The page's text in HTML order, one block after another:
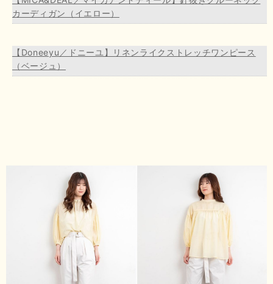
カーディガン（イエロー）
【Doneeyu／ドニーユ】リネンライクストレッチワンピース
（ベージュ）